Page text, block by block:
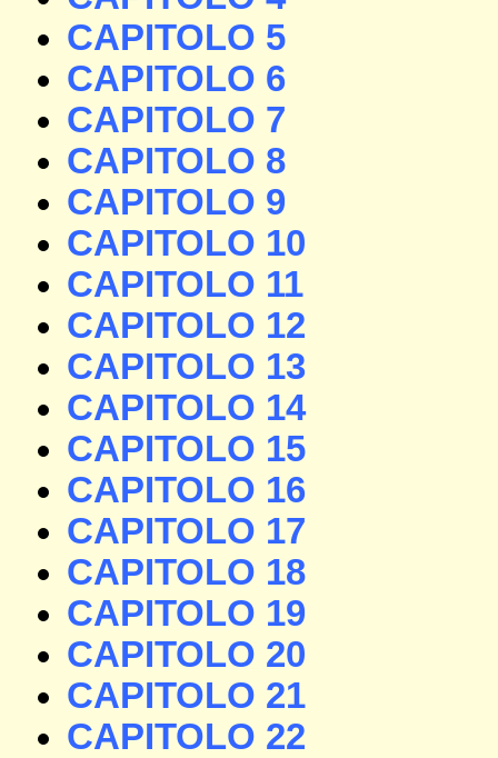
CAPITOLO 5
CAPITOLO 6
CAPITOLO 7
CAPITOLO 8
CAPITOLO 9
CAPITOLO 10
CAPITOLO 11
CAPITOLO 12
CAPITOLO 13
CAPITOLO 14
CAPITOLO 15
CAPITOLO 16
CAPITOLO 17
CAPITOLO 18
CAPITOLO 19
CAPITOLO 20
CAPITOLO 21
CAPITOLO 22